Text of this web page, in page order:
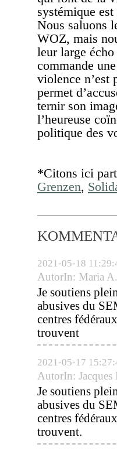
systémique
Nous saluons
WOZ, mais
leur large
commande
violence n’est
permet
ternir son
l’heureuse
politique des
*Citons ici
Grenzen,
2021-05-18
AutorIn: Maria
Je soutiens
abusives du
centres
trouvent
2021-05-17
AutorIn:
Je soutiens
abusives du
centres
trouvent.